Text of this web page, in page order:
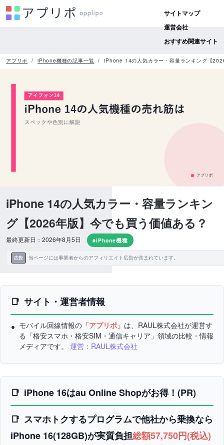
サイトマップ
運営会社
おすすめ関連サイト
アプリポ iPhone機種の記事一覧 iPhone 14の人気カラー・容量ランキング【
iPhone 14の人気カラー・容量ランキン
グ【2026年版】今でも買う価値ある？
最終更新日：2026年8月5日 #iPhone機種
広告 当ページには事業者からのアフィリエイト広告が含まれています。
サイト・運営者情報
モバイル回線情報の 「アプリポ」 は、RAUL株式会社が運営す
る「格安スマホ・格安SIM・通信キャリア」領域の比較・情報
メディアです。 運営：RAUL株式会社
iPhone 16はau Online Shopがお得！(PR)
スマホトクするプログラムで他社から乗換なら
iPhone 16(128GB)が実質負担総額57,750円(税込)